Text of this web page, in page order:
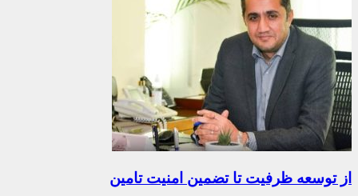
از توسعه ظرفیت تا تضمین امنیت تامین